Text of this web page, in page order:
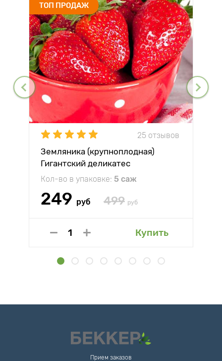
ТОП ПРОДАЖ
25 отзывов
Земляника (крупноплодная)
Гигантский деликатес
Кол-во в упаковке: 5 саж
249 руб 499 руб
Купить
Прием заказов